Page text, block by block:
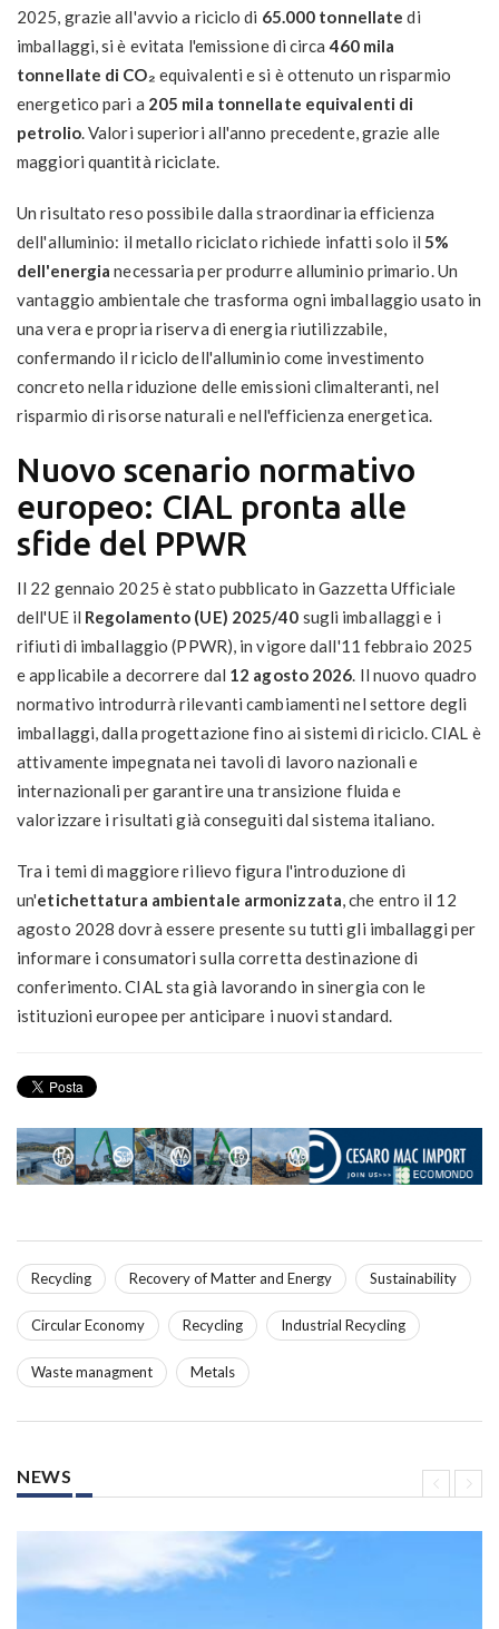
2025, grazie all'avvio a riciclo di 65.000 tonnellate di
imballaggi, si è evitata l'emissione di circa460 mila
tonnellate di CO₂ equivalenti e si è ottenuto un risparmio
energetico pari a 205 mila tonnellate equivalenti di
petrolio. Valori superiori all'anno precedente, grazie alle
maggiori quantità riciclate.
Un risultato reso possibile dalla straordinaria efficienza
dell'alluminio: il metallo riciclato richiede infatti solo il5%
dell'energia necessaria per produrre alluminio primario. Un
vantaggio ambientale che trasforma ogni imballaggio usato in
una vera e propria riserva di energia riutilizzabile,
confermando il riciclo dell'alluminio come investimento
concreto nella riduzione delle emissioni climalteranti, nel
risparmio di risorse naturali e nell'efficienza energetica.
Nuovo scenario normativo
europeo: CIAL pronta alle
sfide del PPWR
Il 22 gennaio 2025 è stato pubblicato in Gazzetta Ufficiale
dell'UE il Regolamento (UE) 2025/40 sugli imballaggi e i
rifiuti di imballaggio (PPWR), in vigore dall'11 febbraio 2025
e applicabile a decorrere dal 12 agosto 2026. Il nuovo quadro
normativo introdurrà rilevanti cambiamenti nel settore degli
imballaggi, dalla progettazione fino ai sistemi di riciclo. CIAL è
attivamente impegnata nei tavoli di lavoro nazionali e
internazionali per garantire una transizione fluida e
valorizzare i risultati già conseguiti dal sistema italiano.
Tra i temi di maggiore rilievo figura l'introduzione di
un'etichettatura ambientale armonizzata, che entro il 12
agosto 2028 dovrà essere presente su tutti gli imballaggi per
informare i consumatori sulla corretta destinazione di
conferimento. CIAL sta già lavorando in sinergia con le
istituzioni europee per anticipare i nuovi standard.
Recycling Recovery of Matter and Energy Sustainability
Circular Economy Recycling Industrial Recycling
Waste managment Metals
NEWS